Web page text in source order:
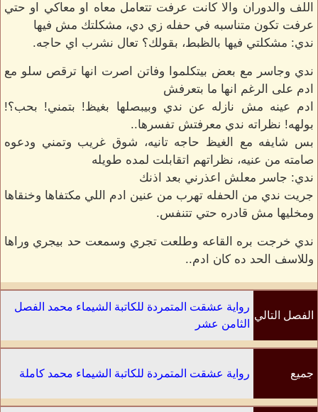
اللف والدوران والا كانت عرفت تتعامل معاه او معاكي او حتي
عرفت تكون متناسبه في حفله زي دي، مشكلتك مش فيها
ندي: مشكلتي فيها بالظبط، بقولك؟ تعال نشرب اي حاجه.
ندي وجاسر مع بعض بيتكلموا وفاتن اصرت انها ترقص سلو مع
ادم على الرغم انها ما بتعرفش
ادم عينه مش نازله عن ندي وبيبصلها بغيظ! بتمني! بحب؟!
بولهه! نظراته ندي معرفتش تفسرها..
بس شايفه مع الغيظ حاجه تانيه، شوق غريب وتمني ودعوه
صامته من عنيه، نظراتهم اتقابلت لمده طويله
ندي: جاسر معلش اعذرني بعد اذنك
جريت ندي من الحفله تهرب من عنين ادم اللي مكتفاها وخنقاها
ومخليها مش قادره حتي تتنفس.
ندي خرجت بره القاعه وطلعت تجري وسمعت حد بيجري وراها
وللاسف الحد ده كان ادم..
الفصل التالي
رواية عشقت المتمردة للكاتبة الشيماء محمد الفصل
الثامن عشر
جميع رواية عشقت المتمردة للكاتبة الشيماء محمد كاملة